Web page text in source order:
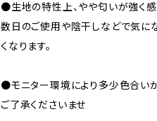
●生地の特性上、やや匂いが強く感
数日のご使用や陰干しなどで気に
くなります。
●モニター環境により多少色合い
ご了承くださいませ